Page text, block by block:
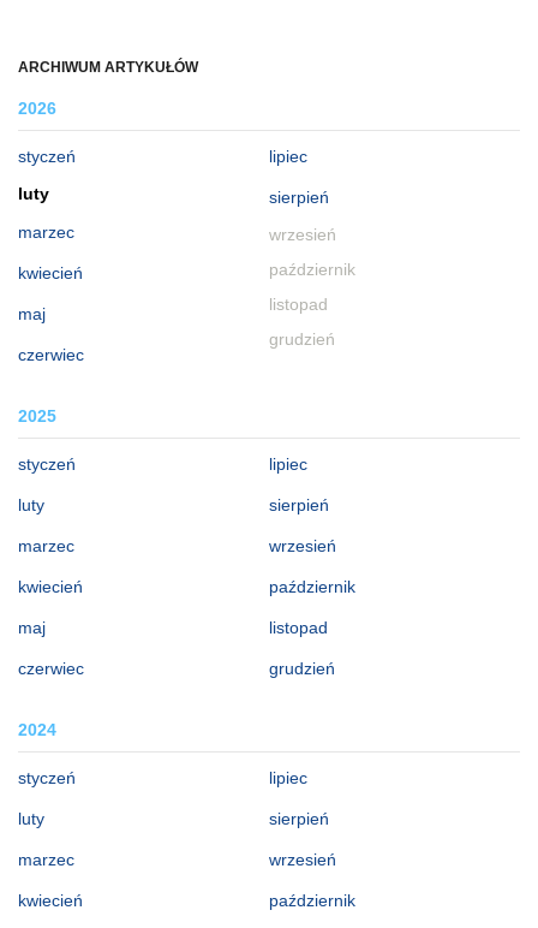
ARCHIWUM ARTYKUŁÓW
2026
styczeń
luty
marzec
kwiecień
maj
czerwiec
lipiec
sierpień
wrzesień
październik
listopad
grudzień
2025
styczeń
luty
marzec
kwiecień
maj
czerwiec
lipiec
sierpień
wrzesień
październik
listopad
grudzień
2024
styczeń
luty
marzec
kwiecień
lipiec
sierpień
wrzesień
październik